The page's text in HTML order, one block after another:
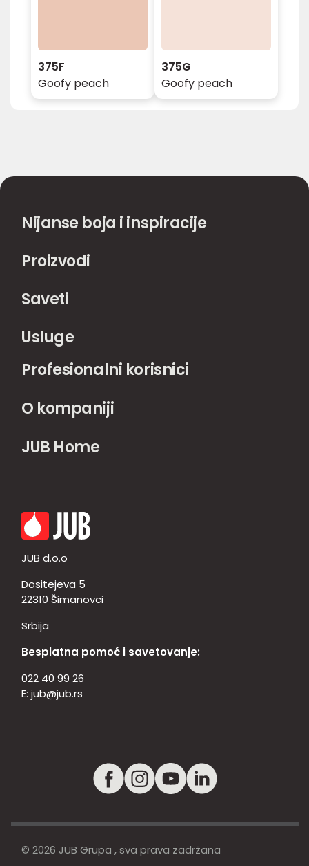
375F
Goofy peach
375G
Goofy peach
Nijanse boja i inspiracije
Proizvodi
Saveti
Usluge
Profesionalni korisnici
O kompaniji
JUB Home
JUB d.o.o
Dositejeva 5
22310 Šimanovci
Srbija
Besplatna pomoć i savetovanje:
022 40 99 26
E: jub@jub.rs
© 2026 JUB Grupa , sva prava zadržana